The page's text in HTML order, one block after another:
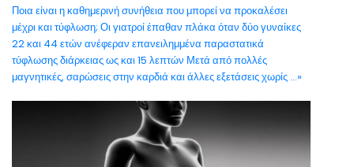
Ποια είναι η καθημερινή συνήθεια που μπορεί να προκαλέσει
μέχρι και τύφλωση; Οι γιατροί έπαθαν πλάκα όταν δύο γυναίκες
22 και 44 ετών ανέφεραν επανειλημμένα παραστατικά
τύφλωσης διάρκειας ως και 15 λεπτών Μετά από πολλές
μαγνητικές, σαρώσεις στην καρδιά και άλλες εξετάσεις χωρίς ...»